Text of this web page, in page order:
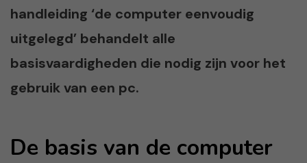
handleiding ‘de computer eenvoudig
uitgelegd’ behandelt alle
basisvaardigheden die nodig zijn voor het
gebruik van een pc.
De basis van de computer